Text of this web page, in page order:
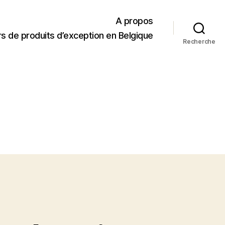
A propos
de produits d’exception en Belgique
Recherche